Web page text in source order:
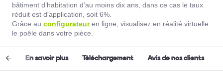
bâtiment d’habitation d’au moins dix ans, dans ce cas le taux
réduit est d'application, soit 6%.
Grâce au configurateur en ligne, visualisez en réalité virtuelle
le poêle dans votre pièce.
En savoir plus Téléchargement Avis de nos clients